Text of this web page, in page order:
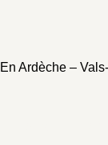
En Ardèche –